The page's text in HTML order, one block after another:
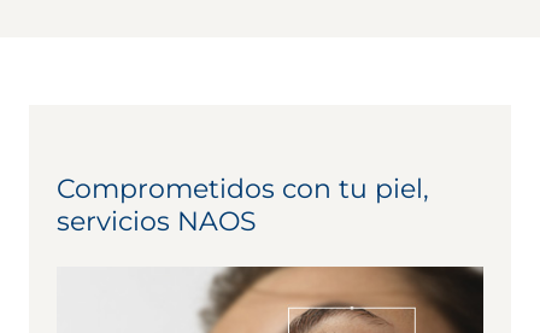
Comprometidos con tu piel,
servicios NAOS